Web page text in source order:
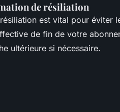
de résiliation
est vital pour éviter
de fin de votre
ultérieure si nécessaire.